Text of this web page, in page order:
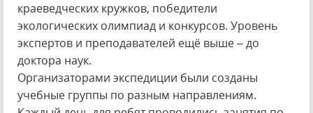
краеведческих кружков, победители
экологических олимпиад и конкурсов. Уровень
экспертов и преподавателей ещё выше – до
доктора наук.
Организаторами экспедиции были созданы
учебные группы по разным направлениям.